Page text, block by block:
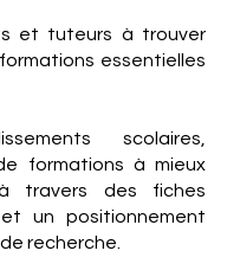
et tuteurs à trouver
essentielles
scolaires,
formations à mieux
travers des fiches
un positionnement
recherche.